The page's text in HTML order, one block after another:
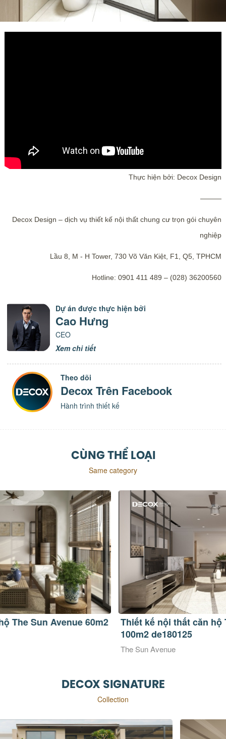
Thực hiện bởi: Decox Design
———
Decox Design – dịch vụ thiết kế nội thất chung cư trọn gói chuyên
nghiệp
Lầu 8, M - H Tower, 730 Võ Văn Kiệt, F1, Q5, TPHCM
Hotline: 0901 411 489 – (028) 36200560
Dự án được thực hiện bởi
Cao Hưng
CEO
Xem chi tiết
Theo dõi
Decox Trên Facebook
Hành trình thiết kế
CÙNG THỂ LOẠI
Same category
Thiết kế nội thất căn hộ The Sun Avenue
DECOX SIGNATURE
Collection